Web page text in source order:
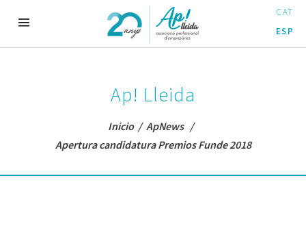
CAT
ESP
Ap! Lleida
Inicio/ ApNews /
Apertura candidatura Premios Funde 2018